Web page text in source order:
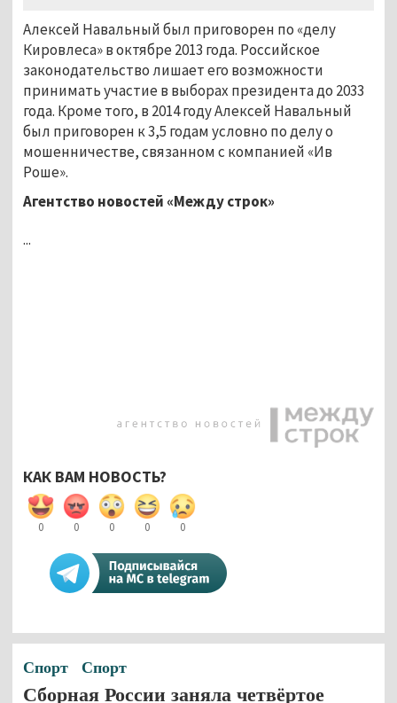
Алексей Навальный был приговорен по «делу
Кировлеса» в октябре 2013 года. Российское
законодательство лишает его возможности
принимать участие в выборах президента до 2033
года. Кроме того, в 2014 году Алексей Навальный
был приговорен к 3,5 годам условно по делу о
мошенничестве, связанном с компанией «Ив
Роше».
Агентство новостей «Между строк»
...
КАК ВАМ НОВОСТЬ?
0 0 0 0 0
Спорт Спорт
Сборная России заняла четвёртое